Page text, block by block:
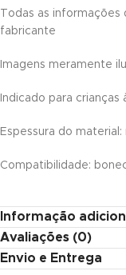
panel
panel
panel
panel
panel
Todas as
fabricante
Imagens meramente
Indicado para
Espessura do
Compatibilidade:
Informação
Avaliações (0)
Envio e Entrega